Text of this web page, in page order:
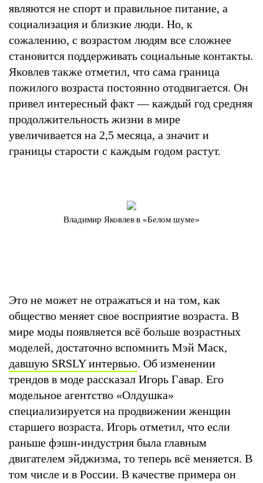
являются не спорт и правильное питание, а
социализация и близкие люди. Но, к
сожалению, с возрастом людям все сложнее
становится поддерживать социальные контакты.
Яковлев также отметил, что сама граница
пожилого возраста постоянно отодвигается. Он
привел интересный факт — каждый год средняя
продолжительность жизни в мире
увеличивается на 2,5 месяца, а значит и
границы старости с каждым годом растут.
Владимир Яковлев в «Белом шуме»
Это не может не отражаться и на том, как
общество меняет свое восприятие возраста. В
мире моды появляется всё больше возрастных
моделей, достаточно вспомнить Мэй Маск,
давшую SRSLY интервью. Об изменении
трендов в моде рассказал Игорь Гавар. Его
модельное агентство «Олдушка»
специализируется на продвижении женщин
старшего возраста. Игорь отметил, что если
раньше фэшн-индустрия была главным
двигателем эйджизма, то теперь всё меняется. В
том числе и в России. В качестве примера он